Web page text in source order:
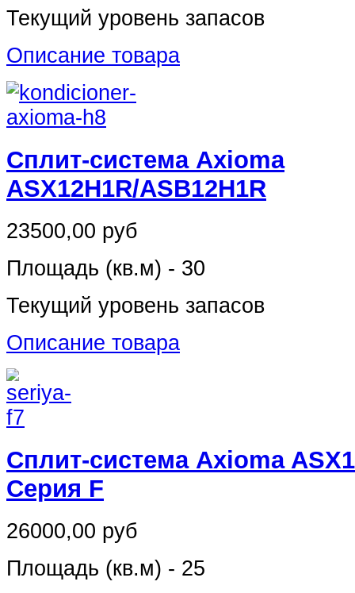
Текущий уровень запасов
Описание товара
Сплит-система Axioma
ASX12H1R/ASB12H1R
23500,00 руб
Площадь (кв.м) - 30
Текущий уровень запасов
Описание товара
Сплит-система Axioma
Серия F
26000,00 руб
Площадь (кв.м) - 25